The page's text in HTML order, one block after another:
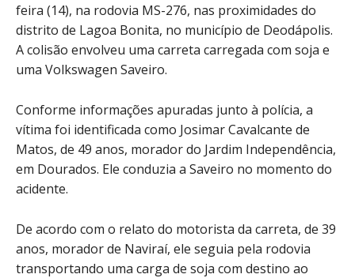
feira (14), na rodovia MS-276, nas proximidades do
distrito de Lagoa Bonita, no município de Deodápolis.
A colisão envolveu uma carreta carregada com soja e
uma Volkswagen Saveiro.
Conforme informações apuradas junto à polícia, a
vítima foi identificada como Josimar Cavalcante de
Matos, de 49 anos, morador do Jardim Independência,
em Dourados. Ele conduzia a Saveiro no momento do
acidente.
De acordo com o relato do motorista da carreta, de 39
anos, morador de Naviraí, ele seguia pela rodovia
transportando uma carga de soja com destino ao